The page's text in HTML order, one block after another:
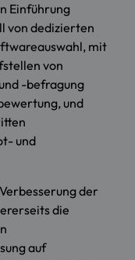
Einführung
von dedizierten
mit
von
-befragung
und
und
der
die
auf